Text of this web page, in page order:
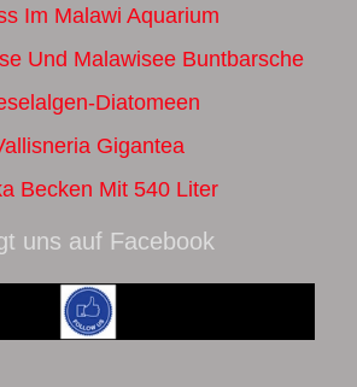
Im Malawi Aquarium
Und Malawisee Buntbarsche
Diatomeen
Gigantea
Becken Mit 540 Liter
uns auf Facebook